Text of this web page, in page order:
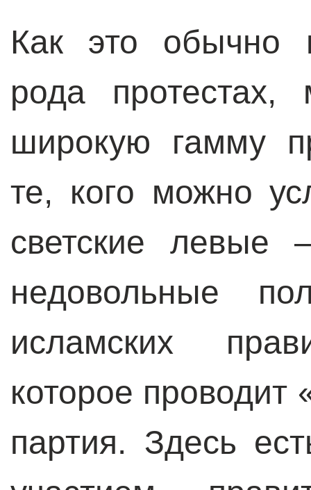
Как это обычно
рода
широкую гамму
те, кого можно
светские левые
недовольные
исламских
которое
партия. Здесь